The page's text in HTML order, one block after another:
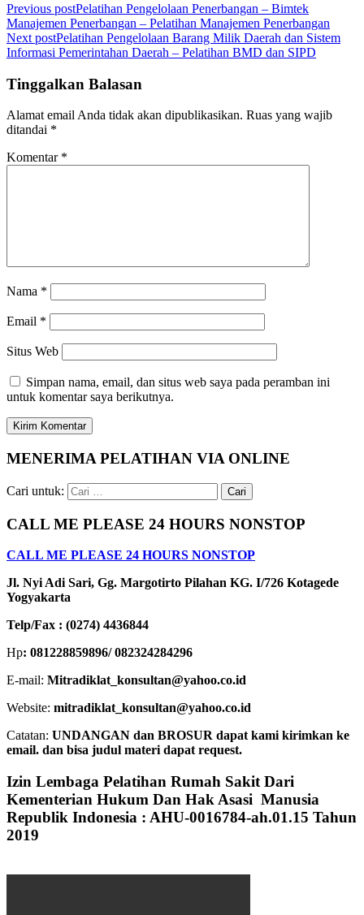
Previous postPelatihan Pengelolaan Penerbangan – Bimtek
Manajemen Penerbangan – Pelatihan Manajemen Penerbangan
Next postPelatihan Pengelolaan Barang Milik Daerah dan Sistem
Informasi Pemerintahan Daerah – Pelatihan BMD dan SIPD
Tinggalkan Balasan
Alamat email Anda tidak akan dipublikasikan. Ruas yang wajib
ditandai *
Komentar *
Nama *
Email *
Situs Web
Simpan nama, email, dan situs web saya pada peramban ini
untuk komentar saya berikutnya.
MENERIMA PELATIHAN VIA ONLINE
Cari untuk:
CALL ME PLEASE 24 HOURS NONSTOP
CALL ME PLEASE 24 HOURS NONSTOP
Jl. Nyi Adi Sari, Gg. Margotirto Pilahan KG. I/726 Kotagede
Yogyakarta
Telp/Fax : (0274) 4436844
Hp: 081228859896/ 082324284296
E-mail: Mitradiklat_konsultan@yahoo.co.id
Website: mitradiklat_konsultan@yahoo.co.id
Catatan: UNDANGAN dan BROSUR dapat kami kirimkan ke
email. dan bisa judul materi dapat request.
Izin Lembaga Pelatihan Rumah Sakit Dari
Kementerian Hukum Dan Hak Asasi Manusia
Republik Indonesia : AHU-0016784-ah.01.15 Tahun
2019